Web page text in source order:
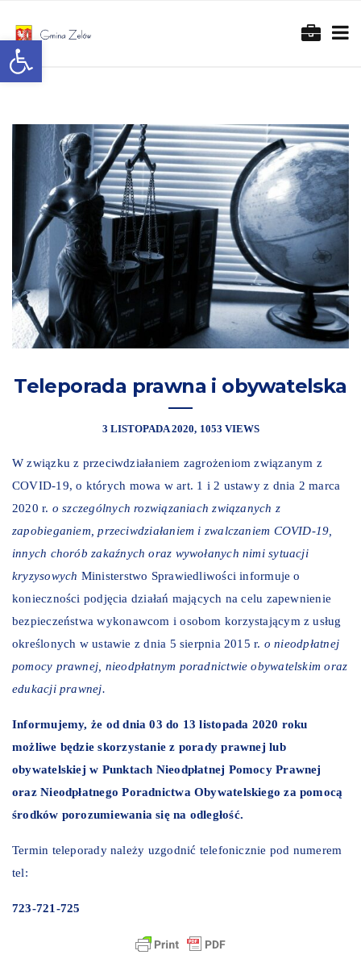
Otwórz pasek narzędzi
Teleporada prawna i obywatelska
3 LISTOPADA 2020 1053 VIEWS
W związku z przeciwdziałaniem zagrożeniom związanym z
COVID-19, o których mowa w art. 1 i 2 ustawy z dnia 2 marca
2020 r. o szczególnych rozwiązaniach związanych z
zapobieganiem, przeciwdziałaniem i zwalczaniem COVID-19,
innych chorób zakaźnych oraz wywołanych nimi sytuacji
kryzysowych Ministerstwo Sprawiedliwości informuje o
konieczności podjęcia działań mających na celu zapewnienie
bezpieczeństwa wykonawcom i osobom korzystającym z usług
określonych w ustawie z dnia 5 sierpnia 2015 r. o nieodpłatnej
pomocy prawnej, nieodpłatnym poradnictwie obywatelskim oraz
edukacji prawnej.
Informujemy, że od dnia 03 do 13 listopada 2020 roku
możliwe będzie skorzystanie z porady prawnej lub
obywatelskiej w Punktach Nieodpłatnej Pomocy Prawnej
oraz Nieodpłatnego Poradnictwa Obywatelskiego za pomocą
środków porozumiewania się na odległość.
Termin teleporady należy uzgodnić telefonicznie pod numerem
tel:
723-721-725